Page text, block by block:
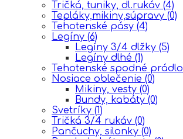
Tričká, tuniky, dl.rukáv (4)
Tepláky,mikiny,súpravy (0)
Tehotenské pásy (4)
Legíny (6)
Legíny 3/4 dlžky (5)
Legíny dlhé (1)
Tehotenské spodné prádlo
Nosiace oblečenie (0)
Mikiny, vesty (0)
Bundy, kabáty (0)
Svetríky (1)
Tričká 3/4 rukáv (0)
Pančuchy, silonky (0)